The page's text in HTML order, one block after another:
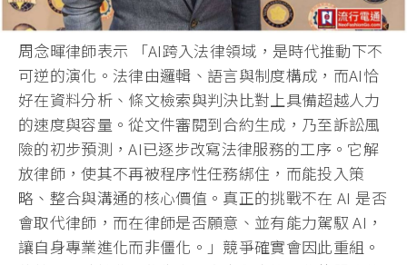
周念暉律師表示 「AI跨入法律領域，是時代推動下不
可逆的演化。法律由邏輯、 語言與制度構成，而AI恰
好在資料分析、 條文檢索與判決比對上具備超越人力
的速度與容量。從文件審閱到合約生成，乃至訴訟風
險的初步預測，AI已逐步改寫法律服務的工序。它解
放律師，使其不再被程序性任務綁住，而能投入策
略、 整合與溝通的核心價值。真正的挑戰不在 AI 是否
會取代律師，而在律師是否願意、並有能力駕馭 AI，
讓自身專業進化而非僵化。」競爭確實會因此重組。